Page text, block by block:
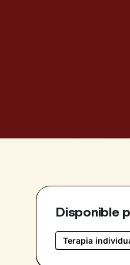
Disponible
Terapia